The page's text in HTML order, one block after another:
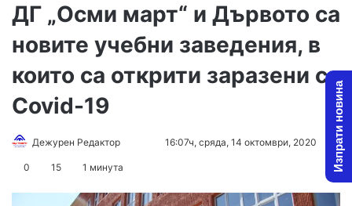
ДГ „Осми март“ и Дървото са
новите учебни заведения, в
които са открити заразени с
Covid-19
Дежурен Редактор
l
d
16:07ч, сряда, 14 октомври, 2020
0 15 1 минута Изпрати новина